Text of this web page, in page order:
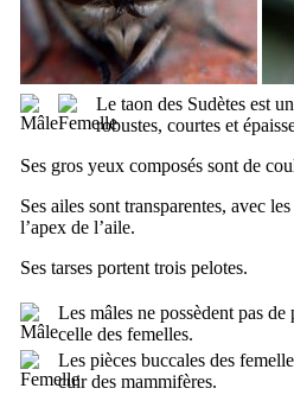
Le taon des Sudètes est
robustes, courtes et
Ses gros yeux composés sont de
Ses ailes sont transparentes, avec
l’apex de l’aile.
Ses tarses portent trois pelotes.
Les mâles ne possèdent pas
celle des femelles.
Les pièces buccales des
cuir des mammifères.